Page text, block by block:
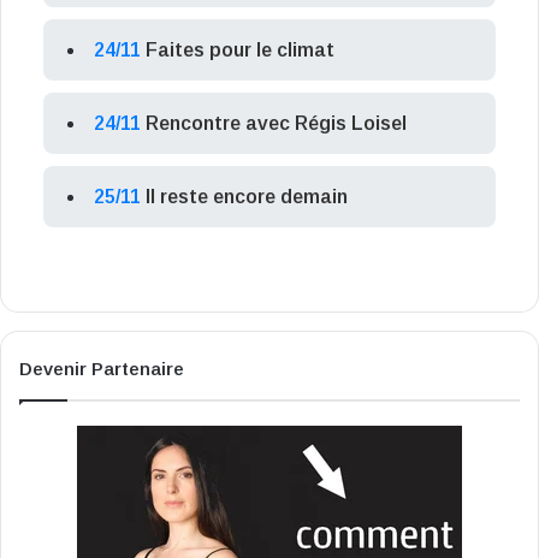
24/11 Faites pour le climat
24/11 Rencontre avec Régis Loisel
25/11 Il reste encore demain
Devenir Partenaire